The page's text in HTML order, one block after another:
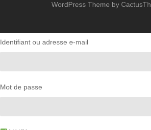
WordPress Theme by
Identifiant ou adresse e-mail
Mot de passe